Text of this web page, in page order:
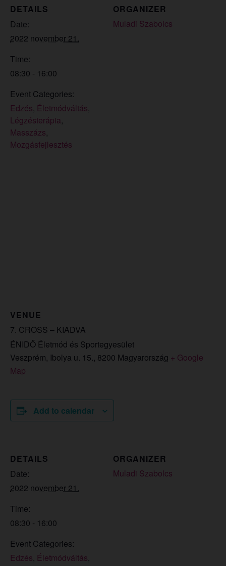
DETAILS
Date:
2022 november 21.
Time:
08:30 - 16:00
Event Categories:
Edzés, Életmódváltás,
Légzésterápia,
Masszázs,
Mozgásfejlesztés
ORGANIZER
Muladi Szabolcs
VENUE
7. CROSS – KIADVA
ÉNIDŐ Életmód és Sportegyesület
Veszprém, Ibolya u. 15., 8200 Magyarország + Google
Map
Add to calendar
DETAILS
Date:
2022 november 21.
Time:
08:30 - 16:00
Event Categories:
Edzés, Életmódváltás,
ORGANIZER
Muladi Szabolcs